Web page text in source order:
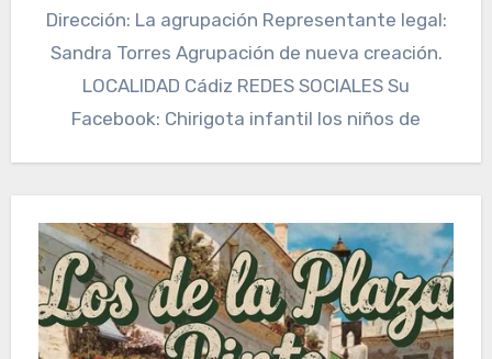
Dirección: La agrupación Representante legal:
Sandra Torres Agrupación de nueva creación.
LOCALIDAD Cádiz REDES SOCIALES Su
Facebook: Chirigota infantil los niños de